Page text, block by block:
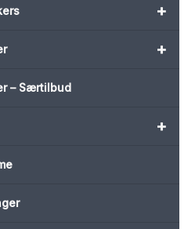
+
+
– Særtilbud
+